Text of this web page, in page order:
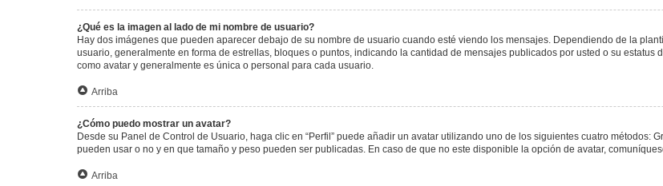
¿Qué es la imagen al lado de mi nombre de usuario?
Hay dos imágenes que pueden aparecer debajo de su nombre de usuario cuando esté viendo los mensajes. Dependiendo de la
usuario, generalmente en forma de estrellas, bloques o puntos, indicando la cantidad de mensajes publicados por usted o su
como avatar y generalmente es única o personal para cada usuario.
Arriba
¿Cómo puedo mostrar un avatar?
Desde su Panel de Control de Usuario, haga clic en “Perfil” puede añadir un avatar utilizando uno de los siguientes cuatro métodos:
pueden usar o no y en que tamaño y peso pueden ser publicadas. En caso de que no este disponible la opción de avatar,
Arriba